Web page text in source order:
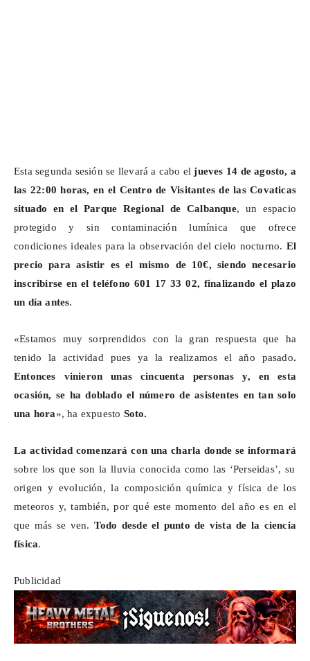
Esta segunda sesión se llevará a cabo eljueves 14 de agosto, a
las 22:00 horas, en el Centro de Visitantes de lasCovaticas
situado
en el Parque Regional de Calbanque, un espacio
protegido y sin contaminación lumínica que ofrece
condiciones ideales para la observación del cielo nocturno. El
precio para asistir es el mismo de 10€, siendo necesario
inscribirse en el teléfono 601 17 33 02, finalizando el plazo
un día antes.
«Estamos muy sorprendidos con la gran respuesta que ha
tenido la actividad pues ya la realizamos el año pasado.
Entonces vinieron unas cincuenta personas y, en esta
ocasión, se ha doblado el número de asistentes en tan solo
una hora», ha expuesto Soto.
La actividad comenzará con una charla donde se informará
sobre los que son la lluvia conocida como las ‘Perseidas’, su
origen y evolución, la composición química y física de los
meteoros y, también, por qué este momento del año es en el
que más se ven. Todo desde el punto de vista de la ciencia
física.
Publicidad